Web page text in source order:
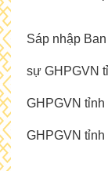
Sáp nhập
sự GHPGVN
GHPGVN
GHPGVN